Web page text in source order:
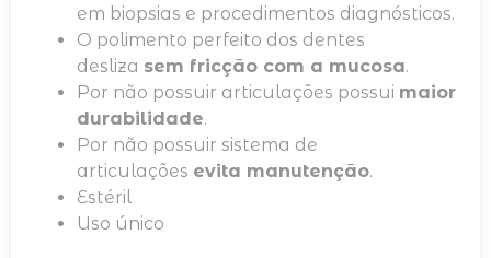
em biopsias e procedimentos diagnósticos.
O polimento perfeito dos dentes
desliza sem fricção com a mucosa.
Por não possuir articulações possui maior
durabilidade.
Por não possuir sistema de
articulações evita manutenção.
Estéril
Uso único